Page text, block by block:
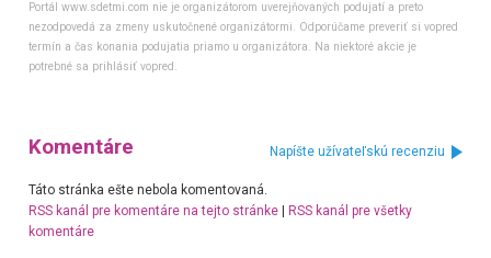
Portál www.sdetmi.com nie je organizátorom uverejňovaných podujatí a preto
nezodpovedá za zmeny uskutočnené organizátormi. Odporúčame preveriť si vopred
termín a čas konania podujatia priamo u organizátora. Na niektoré akcie je
potrebné sa prihlásiť vopred.
Komentáre Napíšte užívateľskú recenziu
Táto stránka ešte nebola komentovaná.
RSS kanál pre komentáre na tejto stránke|
RSS kanál pre všetky
komentáre